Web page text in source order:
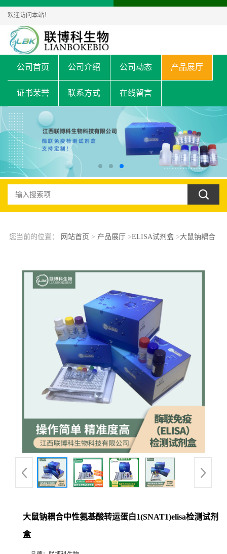
欢迎访问本站！
公司首页 公司介绍 公司动态 产品展厅
证书荣誉 联系方式 在线留言
您当前的位置： 网站首页 > 产品展厅 >ELISA试剂盒>大鼠钠耦合
大鼠钠耦合中性氨基酸转运蛋白1(SNAT1)elisa检测试剂
盒